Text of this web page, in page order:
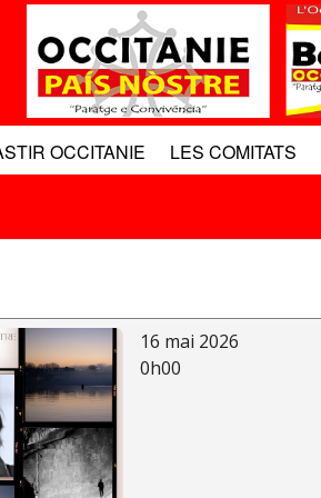
OCCITANIE LES COMITATS
16 mai 2026
0h00